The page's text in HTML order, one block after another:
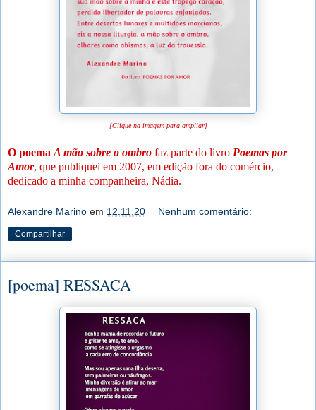
[Clique na imagem para ampliar]
O poemaA mão sobre o ombro faz parte do livro Poemas por
Amor, que publiquei em 2007, em edição fora do comércio,
dedicado a minha companheira, Nádia.
Alexandre Marino em 12.11.20 Nenhum comentário:
Compartilhar
[poema] RESSACA